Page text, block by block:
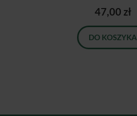
47,00 zł
DO KOSZYKA